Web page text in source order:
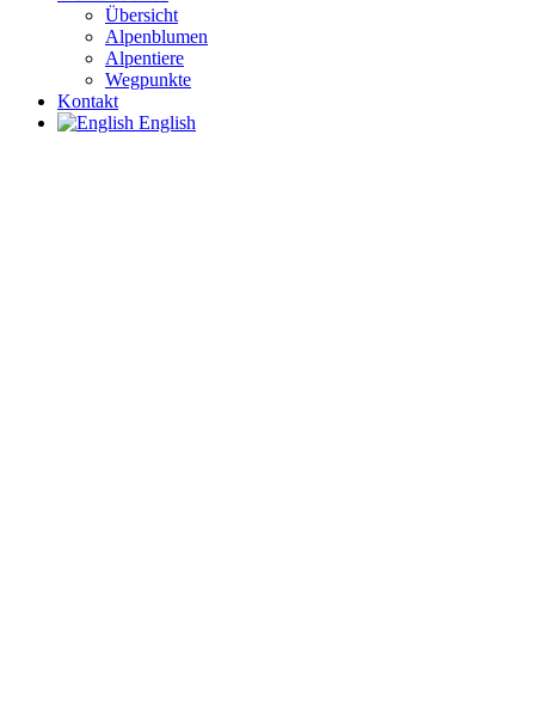
Übersicht
Alpenblumen
Alpentiere
Wegpunkte
Kontakt
English